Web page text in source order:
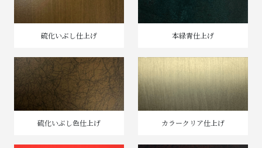
硫化いぶし仕上げ 本緑青仕上げ
硫化いぶし色仕上げ カラークリア仕上げ